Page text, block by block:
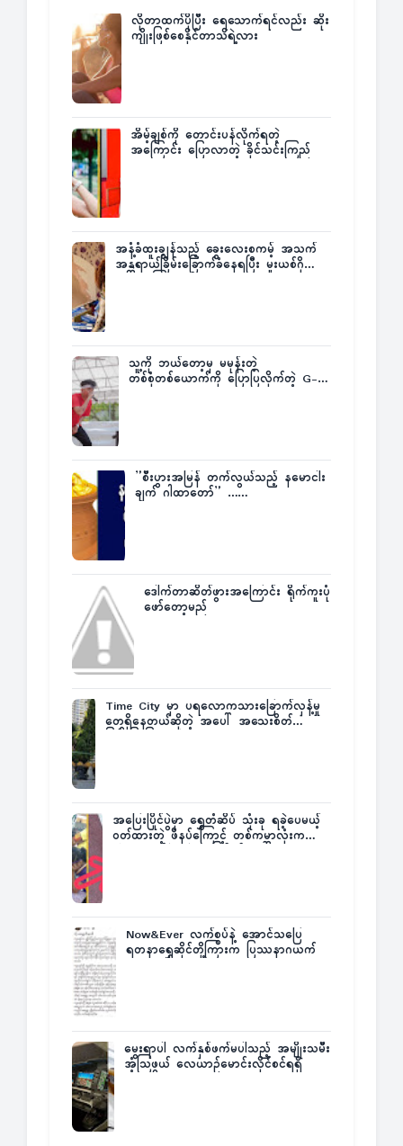
လိုတာထက်ပိုပြီး ရေသောက်ရင်လည်း ဆိုး
ကျိုးဖြစ်စေနိုင်တာသိရဲ့လား
အိမ့်ချစ်ကို တောင်းပန်လိုက်ရတဲ့
အကြောင်း ပြောလာတဲ့ ခိုင်သင်းကြည်
အနံ့ခံထူးချွန်သည့် ခွေးလေးစကမ့် အသက်
အန္တရာယ်ခြိမ်းခြောက်ခံနေရပြီး မူးယစ်ဂိုဏ်း
သူ့ကို ဘယ်တော့မှ မမုန်းတဲ့
တစ်စုံတစ်ယောက်ကို ပြောပြလိုက်တဲ့ G-
”စီးပွားအမြန် တက်လွယ်သည့် နမောငါး
ချက် ဂါထာတော်” ……
ဒေါက်တာဆိတ်ဖွားအကြောင်း ရိုက်ကူးပုံ
ဖော်တော့မည်
Time City မှာ ပရလောကသားခြောက်လှန့်မှု
တွေရှိနေတယ်ဆိုတဲ့ အပေါ် အသေးစိတ်
အပြေးပြိုင်ပွဲမှာ ရွှေတံဆိပ် သုံးခု ရခဲ့ပေမယ့်
ဝတ်ထားတဲ့ ဖိနပ်ကြောင့် တစ်ကမ္ဘာလုံးက
Now&Ever လက်စွပ်နဲ့ အောင်သပြေ
ရတနာရွှေဆိုင်တို့ကြားက ပြဿနာဂယက်
မွေးရာပါ လက်နှစ်ဖက်မပါသည့် အမျိုးသမီး
အံ့သြဖွယ် လေယာဉ်မောင်းလိုင်စင်ရရှိ